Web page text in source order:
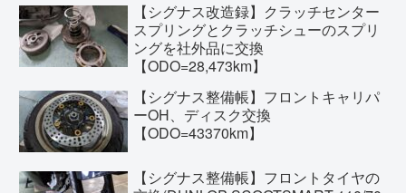
【シグナス改造録】クラッチセンター
スプリングとクラッチシューのスプリ
ングを社外品に交換
【ODO=28,473km】
【シグナス整備帳】フロントキャリパ
ーOH、ディスク交換
【ODO=43370km】
【シグナス整備帳】フロントタイヤの